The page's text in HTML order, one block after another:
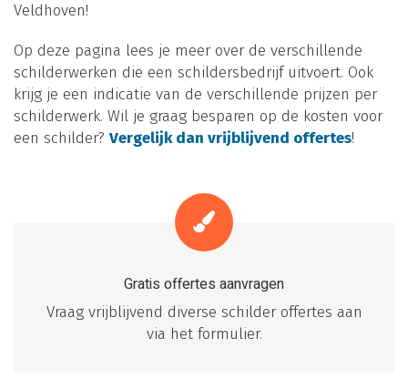
Veldhoven!
Op deze pagina lees je meer over de verschillende
schilderwerken die een schildersbedrijf uitvoert. Ook
krijg je een indicatie van de verschillende prijzen per
schilderwerk. Wil je graag besparen op de kosten voor
een schilder? Vergelijk dan vrijblijvend offertes!
Gratis offertes aanvragen
Vraag vrijblijvend diverse schilder offertes aan
via het formulier.